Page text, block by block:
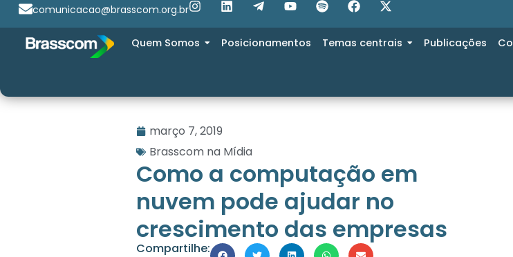
comunicacao@brasscom.org.br
Quem Somos Posicionamentos Temas centrais Publicações
março 7, 2019
Brasscom na Mídia
Como a computação em
nuvem pode ajudar no
crescimento das empresas
Compartilhe: